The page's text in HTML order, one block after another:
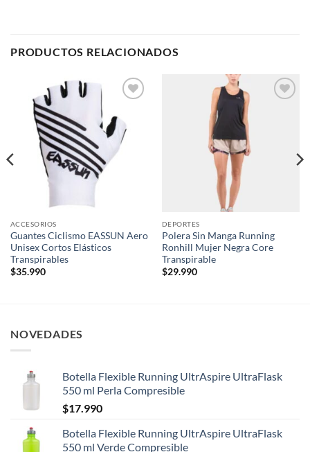
PRODUCTOS RELACIONADOS
wishlist
ACCESORIOS
Guantes Ciclismo EASSUN Aero
Unisex Cortos Elásticos
Transpirables
$35.990
DEPORTES
Polera Sin Manga Running
Ronhill Mujer Negra Core
Transpirable
$29.990
NOVEDADES
Botella Flexible Running UltrAspire UltraFlask
550 ml Perla Compresible
$17.990
Botella Flexible Running UltrAspire UltraFlask
550 ml Verde Compresible